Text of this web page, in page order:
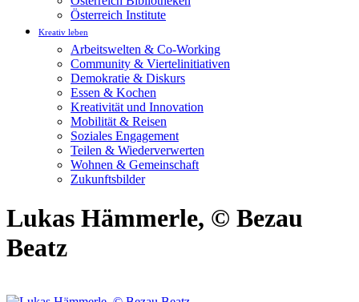
Österreich Institute
Kreativ leben
Arbeitswelten & Co-Working
Community & Viertelinitiativen
Demokratie & Diskurs
Essen & Kochen
Kreativität und Innovation
Mobilität & Reisen
Soziales Engagement
Teilen & Wiederverwerten
Wohnen & Gemeinschaft
Zukunftsbilder
Lukas Hämmerle, © Bezau
Beatz